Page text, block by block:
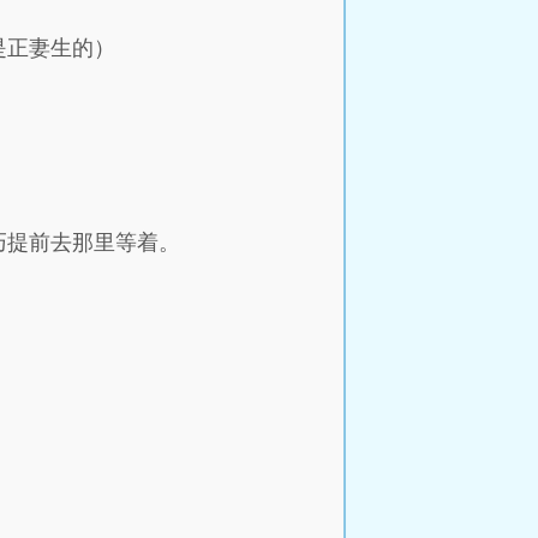
妻生的）
前去那里等着。